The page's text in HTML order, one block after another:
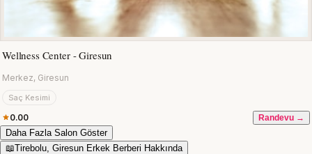
Wellness Center - Giresun
Merkez, Giresun
Saç Kesimi
0.00 Randevu →
Daha Fazla Salon Göster
📖Tirebolu, Giresun Erkek Berberi Hakkında